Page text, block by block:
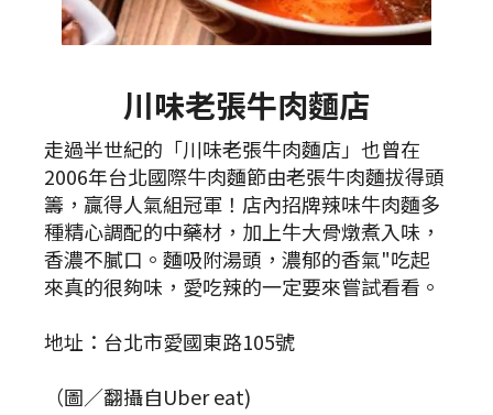
川味老張牛肉麵店
走過半世紀的「川味老張牛肉麵店」也曾在
2006年台北國際牛肉麵節由老張牛肉麵拔得頭
籌，贏得人氣組冠軍！店內招牌辣味牛肉麵多
種精心調配的中藥材，加上牛大骨燉煮入味，
香濃不膩口。麵吸附湯頭，濃郁的香氣"吃起
來真的很夠味，愛吃辣的一定要來嘗試看看。
地址：台北市愛國東路105號
（圖／翻攝自Uber eat)